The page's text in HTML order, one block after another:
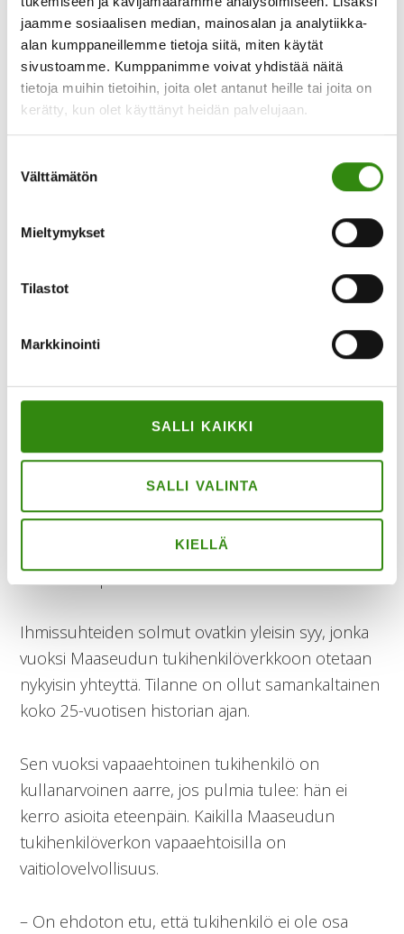
jaamme sosiaalisen median, mainosalan ja analytiikka-
alan kumppaneillemme tietoja siitä, miten käytät
sivustoamme. Kumppanimme voivat yhdistää näitä
tietoja muihin tietoihin, joita olet antanut heille tai joita on
kerätty, kun olet käyttänyt heidän palvelujaan.
valinta
Välttämätön
Mieltymykset
Tilastot
Markkinointi
SALLI KAIKKI
SALLI VALINTA
KIELLÄ
tilanemäntiä ja heidän asemansa on verrattavissa
muiden suomalaisten naisten asemaan, mutta
elämäntapa tuo edelleen oman lisänsä
ihmissuhteisiin. Jos perheellä on maatila,
päävastuussa siitä on yleensä mies, ja nainen käy
myös maaseutuyritys, jossa molemmat ovat
taloudelliset kysymykset sitovat eri tavalla kuin
Kyläyhteisö tuo oman lisämausteensa
hyvät että huonot puolensa. Jos avautuu
jollekulle, ei voi olla aivan varma siitä, kulkeeko
tieto eteenpäin.
Ihmissuhteiden solmut ovatkin yleisin syy, jonka
vuoksi Maaseudun tukihenkilöverkkoon otetaan
nykyisin yhteyttä. Tilanne on ollut samankaltainen
koko 25-vuotisen historian ajan.
Sen vuoksi vapaaehtoinen tukihenkilö on
kullanarvoinen aarre, jos pulmia tulee: hän ei
kerro asioita eteenpäin. Kaikilla Maaseudun
tukihenkilöverkon vapaaehtoisilla on
vaitiolovelvollisuus.
– On ehdoton etu, että tukihenkilö ei ole osa